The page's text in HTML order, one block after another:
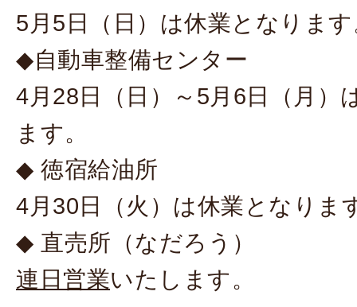
5月5日（日）は休業となりま
◆自動車整備センター
4月28日（日）～5月6日（月）
ます。
◆ 徳宿給油所
4月30日（火）は休業となりま
◆ 直売所（なだろう）
連日営業いたします。